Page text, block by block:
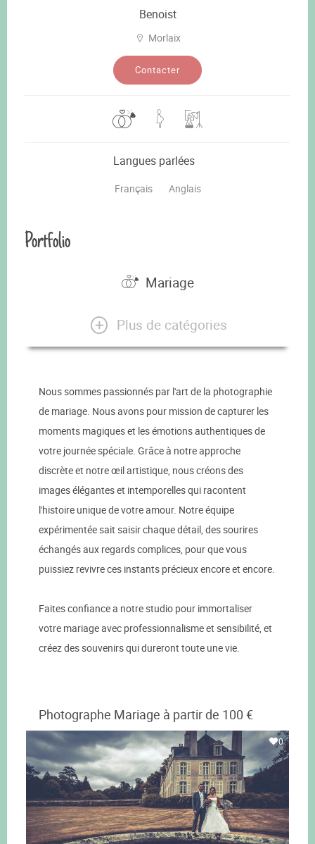
Benoist
Morlaix
Contacter
Langues parlées
Français Anglais
Portfolio
Mariage
Plus de catégories
Nous sommes passionnés par l'art de la photographie
de mariage. Nous avons pour mission de capturer les
moments magiques et les émotions authentiques de
votre journée spéciale. Grâce à notre approche
discrète et notre œil artistique, nous créons des
images élégantes et intemporelles qui racontent
l'histoire unique de votre amour. Notre équipe
expérimentée sait saisir chaque détail, des sourires
échangés aux regards complices, pour que vous
puissiez revivre ces instants précieux encore et encore.
Faites confiance a notre studio pour immortaliser
votre mariage avec professionnalisme et sensibilité, et
créez des souvenirs qui dureront toute une vie.
Photographe Mariage à partir de 100 €
0